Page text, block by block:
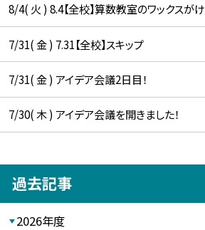
8/4( 火 ) 8.4【全校】算数教室のワックスがけ
7/31( 金 ) 7.31【全校】スキップ
7/31( 金 ) アイデア会議2日目！
7/30( 木 ) アイデア会議を開きました！
過去記事
2026年度